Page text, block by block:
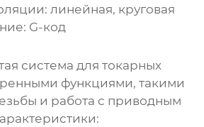
линейная, круговая
G-код
система для токарных
функциями, такими
и работа с приводным